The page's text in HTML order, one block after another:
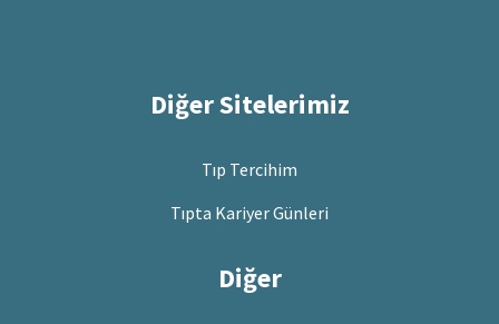
Diğer Sitelerimiz
Tıp Tercihim
Tıpta Kariyer Günleri
Diğer